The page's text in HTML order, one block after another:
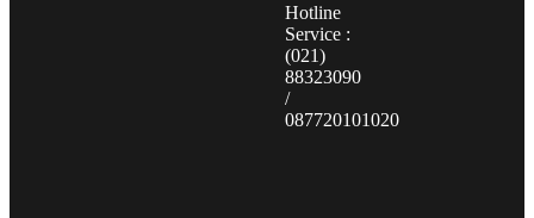
Hotline
Service :
(021)
88323090
/
087720101020